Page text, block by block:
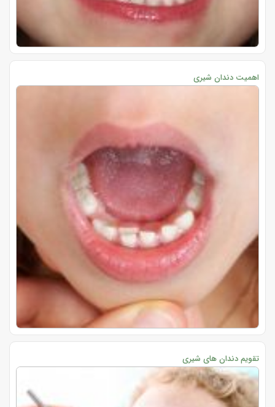
اهمیت دندان شیری
تقویم دندان های شیری